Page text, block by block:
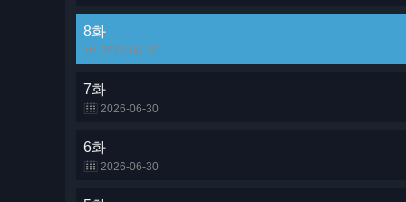
8화
2026-06-30
7화
2026-06-30
6화
2026-06-30